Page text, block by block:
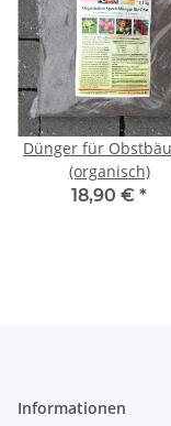
Dünger für
(organisch)
18,90 € *
Informationen